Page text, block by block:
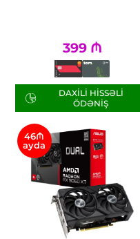
399 ₼
DAXILI HISSƏLI
ÖDƏNIŞ
46₼
ayda